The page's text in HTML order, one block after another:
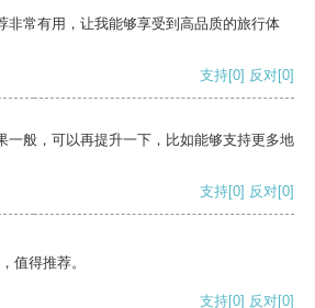
非常有用，让我能够享受到高品质的旅行体
支持[0] 反对[0]
一般，可以再提升一下，比如能够支持更多地
支持[0] 反对[0]
值得推荐。
支持[0] 反对[0]